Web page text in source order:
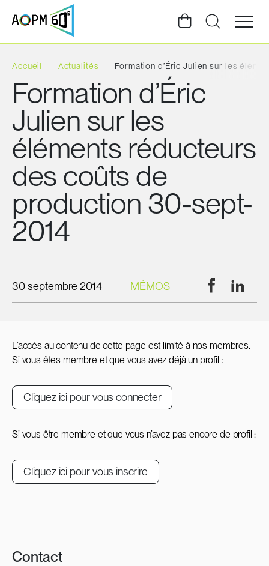
Ouvrir
la
du
Accueil Actualités Formation d’Éric Julien sur les
Formation d’Éric
Julien sur les
éléments réducteurs
des coûts de
production 30-sept-
2014
30 septembre 2014 MÉMOS Facebook
L’accès au contenu de cette page est limité à nos membres.
Si vous êtes membre et que vous avez déjà un profil :
Cliquez ici pour vous connecter
Si vous être membre et que vous n’avez pas encore de profil :
Cliquez ici pour vous inscrire
Contact